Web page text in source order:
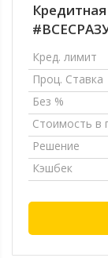
Кред. лимит
Проц. Ставка
Без %
Стоимость в
Решение
Кэшбек